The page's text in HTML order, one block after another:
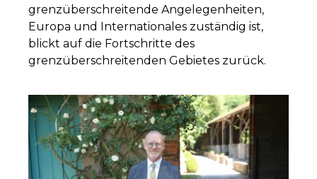
grenzüberschreitende Angelegenheiten,
Europa und Internationales zuständig ist,
blickt auf die Fortschritte des
grenzüberschreitenden Gebietes zurück.